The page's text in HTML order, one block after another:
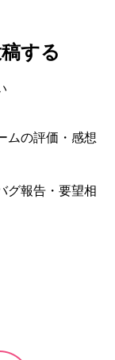
する
ムの評価・感想
グ報告・要望相